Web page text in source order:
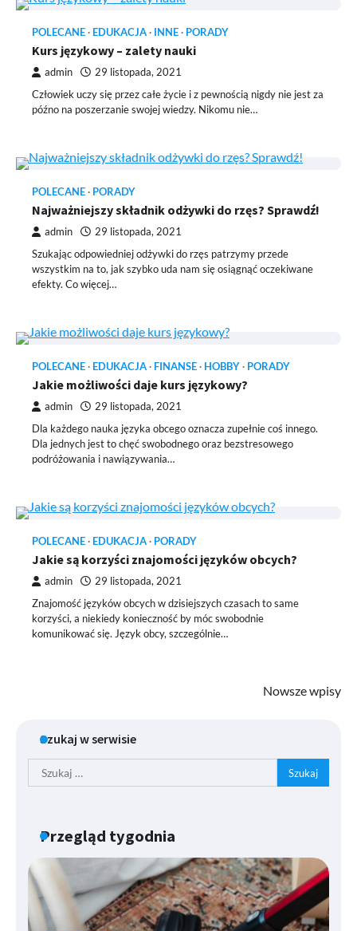
POLECANE EDUKACJA INNE PORADY
Kurs językowy – zalety nauki
admin 29 listopada, 2021
Człowiek uczy się przez całe życie i z pewnością nigdy nie jest za
późno na poszerzanie swojej wiedzy. Nikomu nie…
POLECANE PORADY
Najważniejszy składnik odżywki do rzęs? Sprawdź!
admin 29 listopada, 2021
Szukając odpowiedniej odżywki do rzęs patrzymy przede
wszystkim na to, jak szybko uda nam się osiągnąć oczekiwane
efekty. Co więcej…
POLECANE EDUKACJA FINANSE HOBBY PORADY
Jakie możliwości daje kurs językowy?
admin 29 listopada, 2021
Dla każdego nauka języka obcego oznacza zupełnie coś innego.
Dla jednych jest to chęć swobodnego oraz bezstresowego
podróżowania i nawiązywania…
POLECANE EDUKACJA PORADY
Jakie są korzyści znajomości języków obcych?
admin 29 listopada, 2021
Znajomość języków obcych w dzisiejszych czasach to same
korzyści, a niekiedy konieczność by móc swobodnie
komunikować się. Język obcy, szczególnie…
wpisach
Nowsze wpisy
Szukaj w serwisie
Szukaj:
Przegląd tygodnia